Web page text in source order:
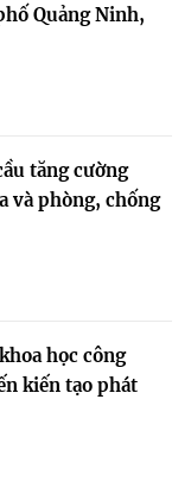
Quảng Ninh,
tăng cường
và phòng, chống
học công
kiến tạo phát